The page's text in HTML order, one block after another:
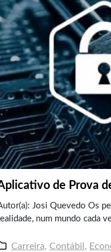
de Prova
Josi Quevedo Os
num mundo cada
Carreira, Contábil ,